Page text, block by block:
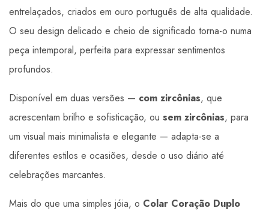
entrelaçados, criados em ouro português de alta qualidade.
O seu design delicado e cheio de significado torna-o numa
peça intemporal, perfeita para expressar sentimentos
profundos.
Disponível em duas versões — com zircônias, que
acrescentam brilho e sofisticação, ou sem zircônias, para
um visual mais minimalista e elegante — adapta-se a
diferentes estilos e ocasiões, desde o uso diário até
celebrações marcantes.
Mais do que uma simples jóia, o Colar Coração Duplo